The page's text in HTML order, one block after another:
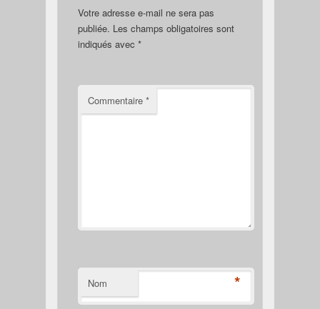
Votre adresse e-mail ne sera pas
publiée. Les champs obligatoires sont
indiqués avec *
Commentaire *
Nom *